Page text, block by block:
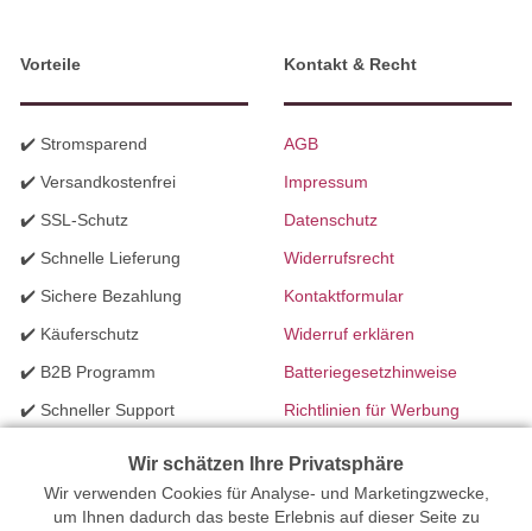
Vorteile
✔️ Stromsparend
✔️ Versandkostenfrei
✔️ SSL-Schutz
✔️ Schnelle Lieferung
✔️ Sichere Bezahlung
✔️ Käuferschutz
✔️ B2B Programm
✔️ Schneller Support
Kontakt & Recht
AGB
Impressum
Datenschutz
Widerrufsrecht
Kontaktformular
Widerruf erklären
Batteriegesetzhinweise
Richtlinien für Werbung
Ihr Onlinefachhandel für Beleuchtung seit 2012 | Erstellt mit
Wir schätzen Ihre Privatsphäre
Wir verwenden Cookies für Analyse- und Marketingzwecke,
um Ihnen dadurch das beste Erlebnis auf dieser Seite zu